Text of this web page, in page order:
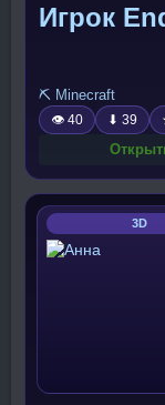
Игрок
⛏️ Minecraft
👁 40 ⬇ 39
3D